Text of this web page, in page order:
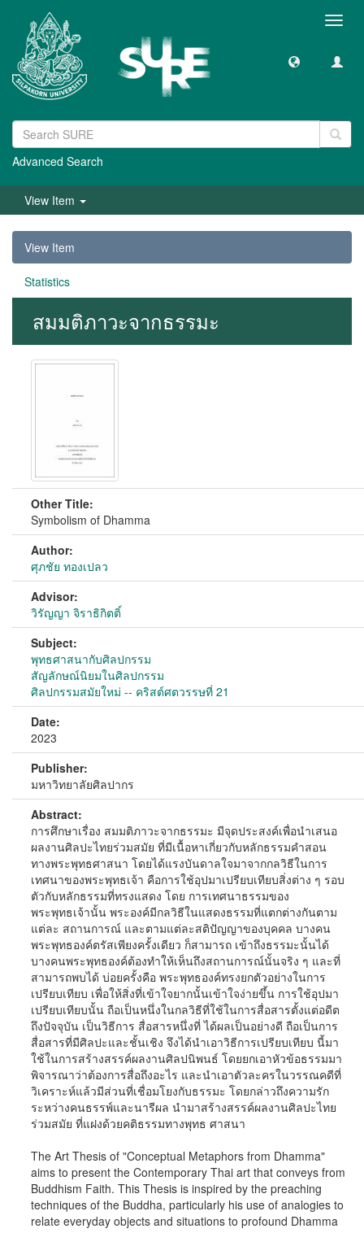
Advanced Search
View Item
View Item
Statistics
สมมติภาวะจากธรรมะ
Other Title:
Symbolism of Dhamma
Author:
ศุภชัย ทองเปลว
Advisor:
วิรัญญา จิราธิกิตติ์
Subject:
พุทธศาสนากับศิลปกรรม
สัญลักษณ์นิยมในศิลปกรรม
ศิลปกรรมสมัยใหม่ -- คริสต์ศตวรรษที่ 21
Date:
2023
Publisher:
มหาวิทยาลัยศิลปากร
Abstract:
การศึกษาเรื่อง สมมติภาวะจากธรรมะ มีจุดประสงค์เพื่อนำเสนอ
ผลงานศิลปะไทยร่วมสมัย ที่มีเนื้อหาเกี่ยวกับหลักธรรมคำสอน
ทางพระพุทธศาสนา โดยได้แรงบันดาลใจมาจากกลวิธีในการ
เทศนาของพระพุทธเจ้า คือการใช้อุปมาเปรียบเทียบสิ่งต่าง ๆ รอบ
ตัวกับหลักธรรมที่ทรงแสดง โดย การเทศนาธรรมของ
พระพุทธเจ้านั้น พระองค์มีกลวิธีในแสดงธรรมที่แตกต่างกันตาม
แต่ละ สถานการณ์ และตามแต่ละสติปัญญาของบุคคล บางคน
พระพุทธองค์ตรัสเพียงครั้งเดียว ก็สามารถ เข้าถึงธรรมะนั้นได้
บางคนพระพุทธองค์ต้องทำให้เห็นถึงสถานการณ์นั้นจริง ๆ และที่
สามารถพบได้ บ่อยครั้งคือ พระพุทธองค์ทรงยกตัวอย่างในการ
เปรียบเทียบ เพื่อให้สิ่งที่เข้าใจยากนั้นเข้าใจง่ายขึ้น การใช้อุปมา
เปรียบเทียบนั้น ถือเป็นหนึ่งในกลวิธีที่ใช้ในการสื่อสารตั้งแต่อดีต
ถึงปัจจุบัน เป็นวิธีการ สื่อสารหนึ่งที่ ได้ผลเป็นอย่างดี ถือเป็นการ
สื่อสารที่มีศิลปะและชั้นเชิง จึงได้นำเอาวิธีการเปรียบเทียบ นี้มา
ใช้ในการสร้างสรรค์ผลงานศิลปนิพนธ์ โดยยกเอาหัวข้อธรรมมา
พิจารณาว่าต้องการสื่อถึงอะไร และนำเอาตัวละครในวรรณคดีที่
วิเคราะห์แล้วมีส่วนที่เชื่อมโยงกับธรรมะ โดยกล่าวถึงความรัก
ระหว่างคนธรรพ์และนารีผล นำมาสร้างสรรค์ผลงานศิลปะไทย
ร่วมสมัย ที่แฝงด้วยคติธรรมทางพุทธ ศาสนา
The Art Thesis of "Conceptual Metaphors from Dhamma"
aims to present the Contemporary Thai art that conveys from
Buddhism Faith. This Thesis is inspired by the preaching
techniques of the Buddha, particularly his use of analogies to
relate everyday objects and situations to profound Dhamma